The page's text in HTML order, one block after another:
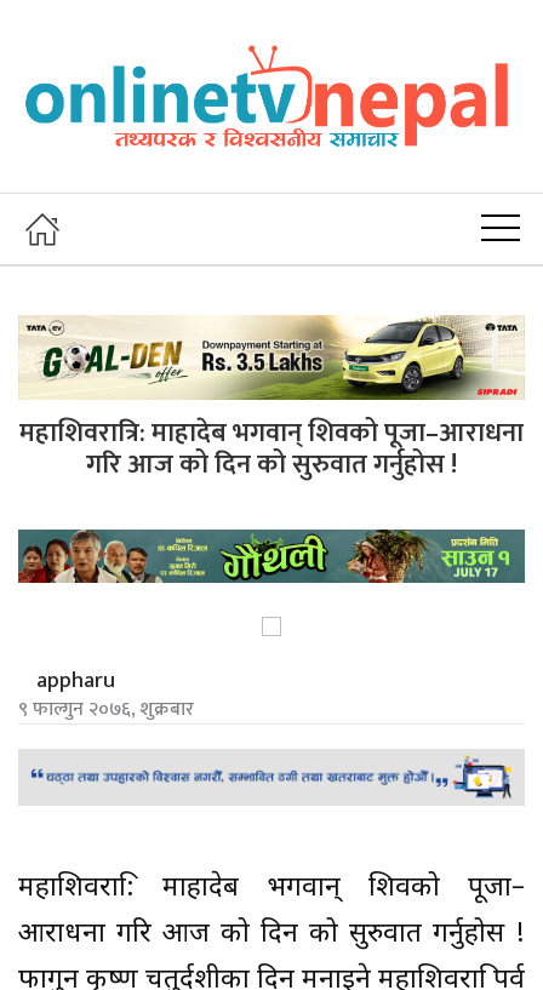
महाशिवरात्रि: माहादेब भगवान् शिवको पूजा–आराधना
गरि आज को दिन को सुरुवात गर्नुहोस !
appharu
९ फाल्गुन २०७६, शुक्रबार
महाशिवरात्रि: माहादेब भगवान् शिवको पूजा–
आराधना गरि आज को दिन को सुरुवात गर्नुहोस !
फागुन कृष्ण चतुर्दशीका दिन मनाइने महाशिवरात्रि पर्व